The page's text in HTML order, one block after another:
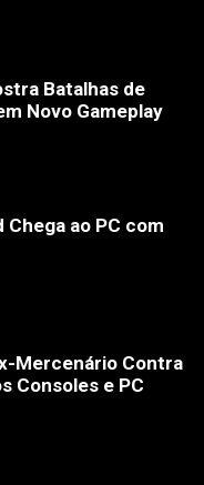
Batalhas de
Novo Gameplay
ao PC com
Mercenário Contra
Consoles e PC